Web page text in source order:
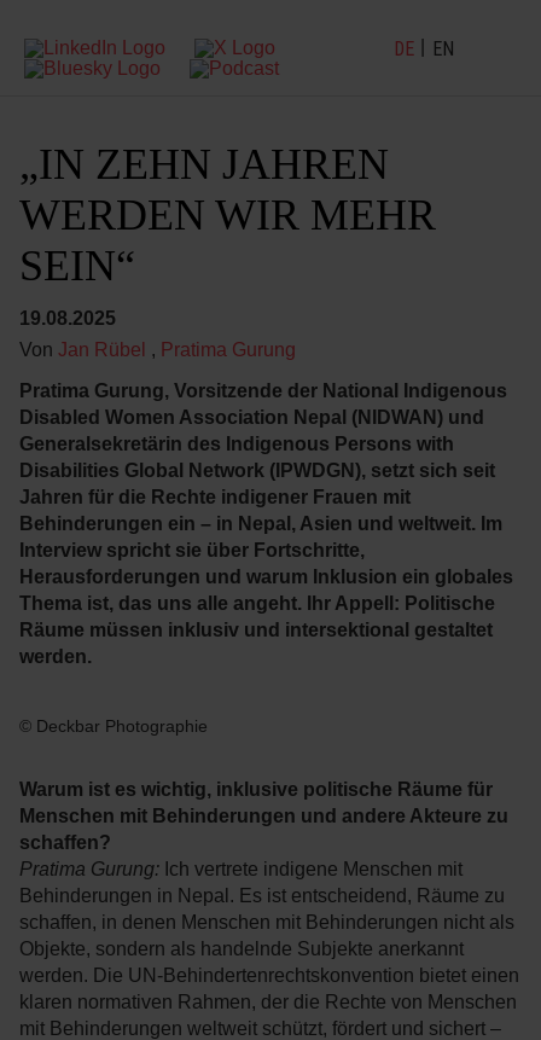
DE EN
„IN ZEHN JAHREN
WERDEN WIR MEHR
SEIN“
19.08.2025
Von Jan Rübel , Pratima Gurung
Pratima Gurung, Vorsitzende der National Indigenous
Disabled Women Association Nepal (NIDWAN) und
Generalsekretärin des Indigenous Persons with
Disabilities Global Network (IPWDGN), setzt sich seit
Jahren für die Rechte indigener Frauen mit
Behinderungen ein – in Nepal, Asien und weltweit. Im
Interview spricht sie über Fortschritte,
Herausforderungen und warum Inklusion ein globales
Thema ist, das uns alle angeht. Ihr Appell: Politische
Räume müssen inklusiv und intersektional gestaltet
werden.
© Deckbar Photographie
Warum ist es wichtig, inklusive politische Räume für
Menschen mit Behinderungen und andere Akteure zu
schaffen?
Pratima Gurung: Ich vertrete indigene Menschen mit
Behinderungen in Nepal. Es ist entscheidend, Räume zu
schaffen, in denen Menschen mit Behinderungen nicht als
Objekte, sondern als handelnde Subjekte anerkannt
werden. Die UN-Behindertenrechtskonvention bietet einen
klaren normativen Rahmen, der die Rechte von Menschen
mit Behinderungen weltweit schützt, fördert und sichert –